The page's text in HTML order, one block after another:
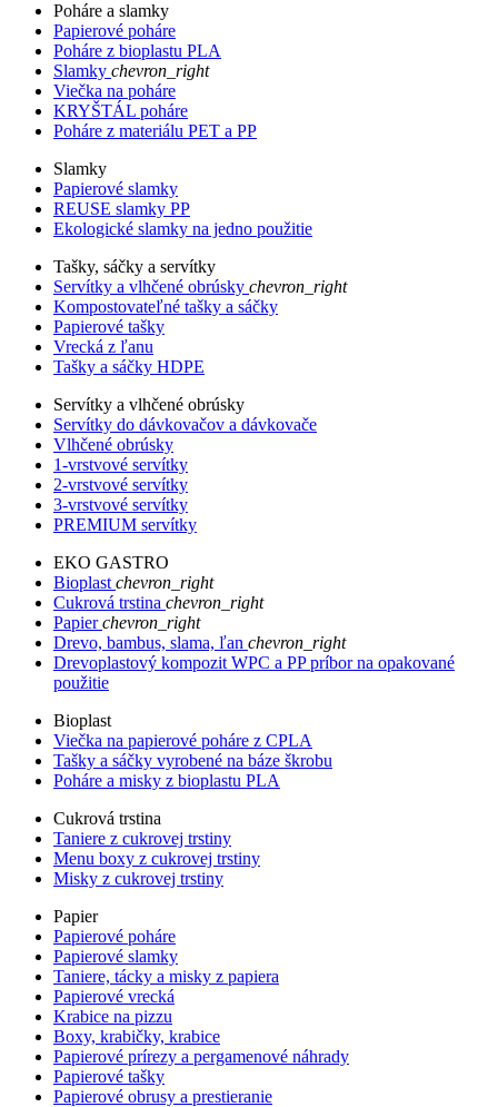
Poháre a slamky
Papierové poháre
Poháre z bioplastu PLA
Slamky chevron_right
Viečka na poháre
KRYŠTÁL poháre
Poháre z materiálu PET a PP
Slamky
Papierové slamky
REUSE slamky PP
Ekologické slamky na jedno použitie
Tašky, sáčky a servítky
Servítky a vlhčené obrúsky chevron_right
Kompostovateľné tašky a sáčky
Papierové tašky
Vrecká z ľanu
Tašky a sáčky HDPE
Servítky a vlhčené obrúsky
Servítky do dávkovačov a dávkovače
Vlhčené obrúsky
1-vrstvové servítky
2-vrstvové servítky
3-vrstvové servítky
PREMIUM servítky
EKO GASTRO
Bioplast chevron_right
Cukrová trstina chevron_right
Papierchevron_right
Drevo, bambus, slama, ľan chevron_right
Drevoplastový kompozit WPC a PP príbor na opakované
použitie
Bioplast
Viečka na papierové poháre z CPLA
Tašky a sáčky vyrobené na báze škrobu
Poháre a misky z bioplastu PLA
Cukrová trstina
Taniere z cukrovej trstiny
Menu boxy z cukrovej trstiny
Misky z cukrovej trstiny
Papier
Papierové poháre
Papierové slamky
Taniere, tácky a misky z papiera
Papierové vrecká
Krabice na pizzu
Boxy, krabičky, krabice
Papierové prírezy a pergamenové náhrady
Papierové tašky
Papierové obrusy a prestieranie